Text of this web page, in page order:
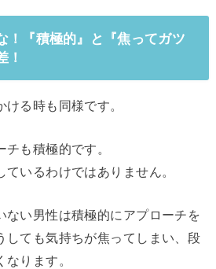
！『積極的』と『焦ってガツ
！
る時も同様です。
も積極的です。
いるわけではありません。
ない男性は積極的にアプローチを
しても気持ちが焦ってしまい、段
ります。